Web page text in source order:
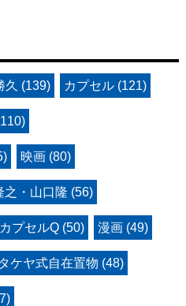
久 (139) カプセル (121)
映画 (80)
之・山口隆 (56)
カプセルQ (50) 漫画 (49)
タケヤ式自在置物 (48)